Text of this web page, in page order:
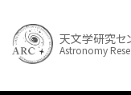
天文学研究セ
Astronomy